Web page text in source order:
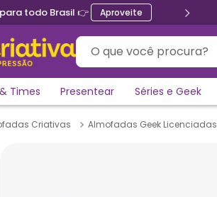
todo Brasil 👉 Aproveite
O que você procura?
Times Presentear Séries e Geek
Criativas Almofadas Geek Licenciadas